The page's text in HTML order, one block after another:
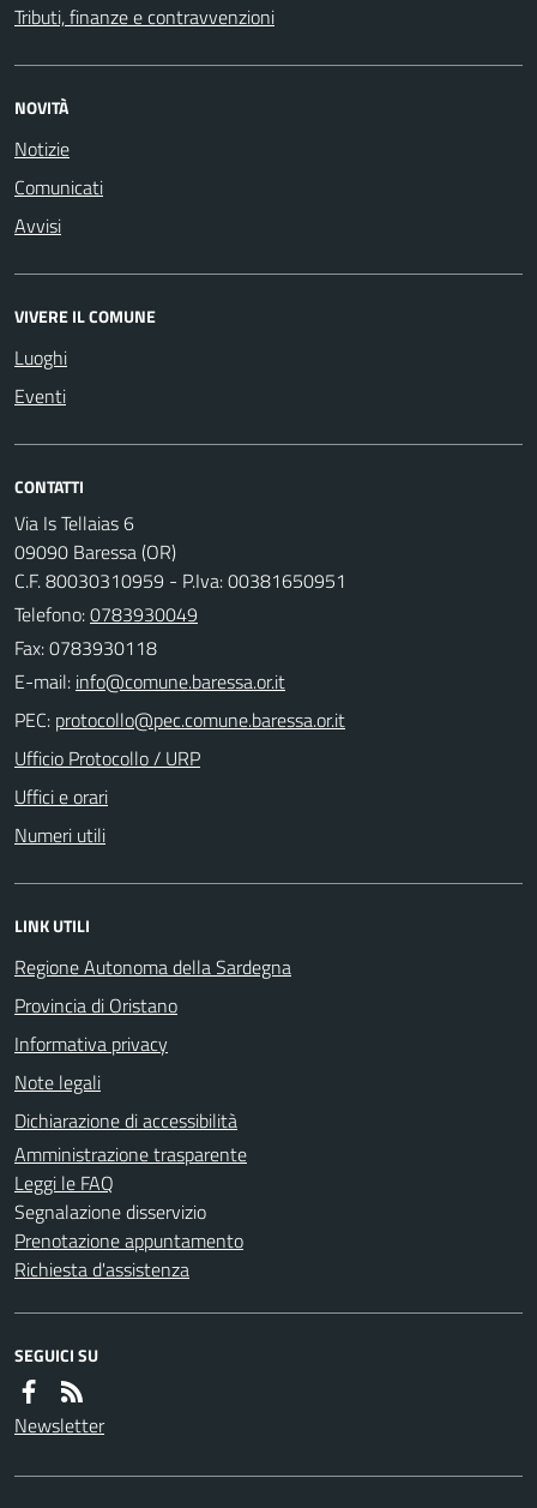
Tributi, finanze e contravvenzioni
NOVITÀ
Notizie
Comunicati
Avvisi
VIVERE IL COMUNE
Luoghi
Eventi
CONTATTI
Via Is Tellaias 6
09090 Baressa (OR)
C.F. 80030310959 - P.Iva: 00381650951
Telefono:0783930049
Fax: 0783930118
E-mail:
PEC:
Ufficio Protocollo / URP
Uffici e orari
Numeri utili
LINK UTILI
Regione Autonoma della Sardegna
Provincia di Oristano
Informativa privacy
Note legali
Dichiarazione di accessibilità
Amministrazione trasparente
Leggi le FAQ
Segnalazione disservizio
Prenotazione appuntamento
Richiesta d'assistenza
SEGUICI SU
Newsletter